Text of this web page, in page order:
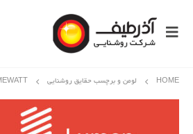
HOME لومن و برچسب حقایق روشنایی